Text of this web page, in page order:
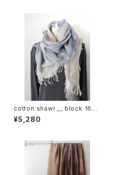
cotton shawl __ block 160
桔梗w
¥5,280